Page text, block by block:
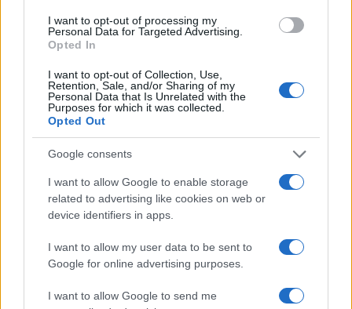
I want to opt-out of processing my
Personal Data for Targeted Advertising.
Opted In
I want to opt-out of Collection, Use,
Retention, Sale, and/or Sharing of my
Personal Data that Is Unrelated with the
Purposes for which it was collected.
Opted Out
Google consents
I want to allow Google to enable storage
related to advertising like cookies on web or
device identifiers in apps.
I want to allow my user data to be sent to
Google for online advertising purposes.
I want to allow Google to send me
Η βαθμολογία της UEFA μετά την ισοπαλία
του Παναθηναϊκού με την ΤΣΣΚΑ 1948
Μυστράς: «Για ψυχολογικούς λόγους»
κρατούσε τον νεκρό πατέρα του στον
καταψύκτη – Δεν ήταν οικονομικό το
κίνητρο σύμφωνα με τον δικηγόρο του
Πιο σχολιασμένα
Μητσοτάκης στην υπογραφή συμφωνίας
για την ηλεκτρική διασύνδεση Ελλάδας –
Κύπρου: «Ισχυρή ψήφος εμπιστοσύνης» η
είσοδος της Meridiam στην GSI
Canadair 515: Οι πρώτες εικόνες από την
κατασκευή του αεροσκάφους που θα
φωτιάς